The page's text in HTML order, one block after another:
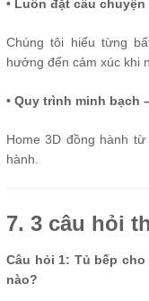
• Luôn đặt câu
Chúng tôi hiểu từng
hưởng đến cảm xúc khi
• Quy trình minh bạch
Home 3D đồng hành
hành.
7. 3 câu hỏi
Câu hỏi 1: Tủ bếp cho
nào?